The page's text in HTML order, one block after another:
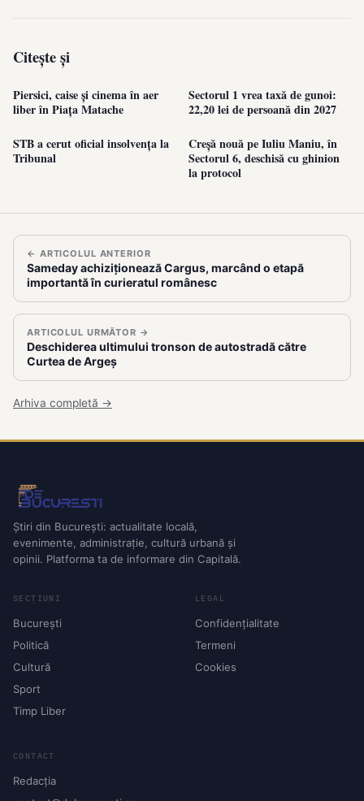
Citește și
Piersici, caise și cinema în aer
liber în Piața Matache
Sectorul 1 vrea taxă de gunoi:
22,20 lei de persoană din 2027
STB a cerut oficial insolvența la
Tribunal
Creșă nouă pe Iuliu Maniu, în
Sectorul 6, deschisă cu ghinion
la protocol
← ARTICOLUL ANTERIOR
Sameday achiziționează Cargus, marcând o etapă
importantă în curieratul românesc
ARTICOLUL URMĂTOR →
Deschiderea ultimului tronson de autostradă către
Curtea de Argeș
Arhiva completă →
Știri din București: actualitate locală,
evenimente, administrație, cultură urbană și
opinii. Platforma ta de informare din Capitală.
SECȚIUNI
București
Politică
Cultură
Sport
Timp Liber
LEGAL
Confidențialitate
Termeni
Cookies
CONTACT
Redacția